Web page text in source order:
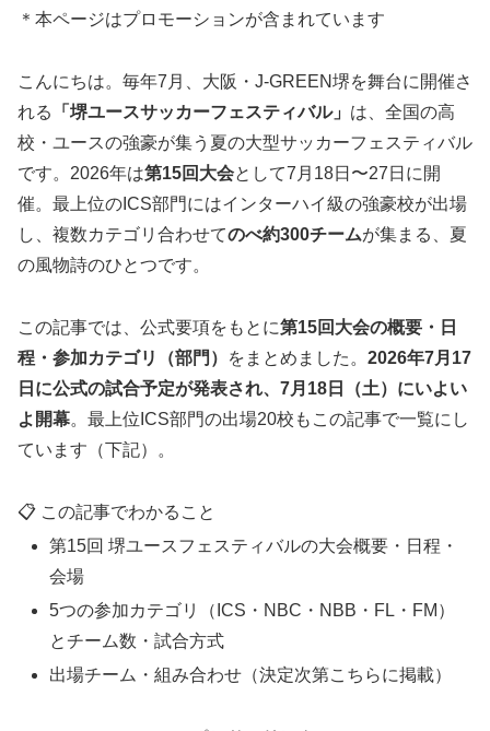
＊本ページはプロモーションが含まれています
こんにちは。毎年7月、大阪・J-GREEN堺を舞台に開催さ
れる
「堺ユースサッカーフェスティバル」 は、全国の高
校・ユースの強豪が集う夏の大型サッカーフェスティバル
です。2026年は第15回大会として7月18日〜27日に開
催。最上位のICS部門にはインターハイ級の強豪校が出場
し、複数カテゴリ合わせてのべ約300チームが集まる、夏
の風物詩のひとつです。
この記事では、公式要項をもとに第15回大会の概要・日
程・参加カテゴリ（部門）
をまとめました。 2026年7月17
日に公式の試合予定が発表され、7月18日（土）にいよい
よ開幕。最上位ICS部門の出場20校もこの記事で一覧にし
ています（下記）。
📋 この記事でわかること
第15回 堺ユースフェスティバルの大会概要・日程・
会場
5つの参加カテゴリ（ICS・NBC・NBB・FL・FM）
とチーム数・試合方式
出場チーム・組み合わせ（決定次第こちらに掲載）